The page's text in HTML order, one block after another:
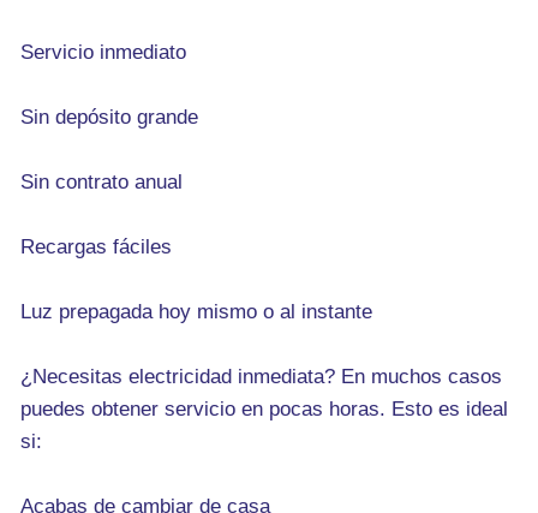
Servicio inmediato
Sin depósito grande
Sin contrato anual
Recargas fáciles
Luz prepagada hoy mismo o al instante
¿Necesitas electricidad inmediata? En muchos casos
puedes obtener servicio en pocas horas. Esto es ideal
si:
Acabas de cambiar de casa